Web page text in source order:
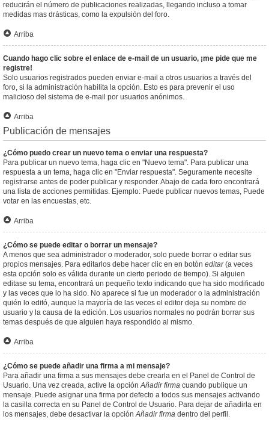
reducirán el número de publicaciones realizadas, llegando incluso a tomar
medidas mas drásticas, como la expulsión del foro.
Arriba
Cuando hago clic sobre el enlace de e-mail de un usuario, ¡me pide que me
registre!
Solo usuarios registrados pueden enviar e-mail a otros usuarios a través del
foro, si la administración habilita la opción. Esto es para prevenir el uso
malicioso del sistema de e-mail por usuarios anónimos.
Arriba
Publicación de mensajes
¿Cómo puedo crear un nuevo tema o enviar una respuesta?
Para publicar un nuevo tema, haga clic en "Nuevo tema". Para publicar una
respuesta a un tema, haga clic en "Enviar respuesta". Seguramente necesite
registrarse antes de poder publicar y responder. Abajo de cada foro encontrará
una lista de acciones permitidas. Ejemplo: Puede publicar nuevos temas, Puede
votar en las encuestas, etc.
Arriba
¿Cómo se puede editar o borrar un mensaje?
A menos que sea administrador o moderador, solo puede borrar o editar sus
propios mensajes. Para editarlos debe hacer clic en en botón editar(a veces
esta opción solo es válida durante un cierto periodo de tiempo). Si alguien
editase su tema, encontrará un pequeño texto indicando que ha sido modificado
y las veces que lo ha sido. No aparece si fue un moderador o la administración
quién lo editó, aunque la mayoría de las veces el editor deja su nombre de
usuario y la causa de la edición. Los usuarios normales no podrán borrar sus
temas después de que alguien haya respondido al mismo.
Arriba
¿Cómo se puede añadir una firma a mi mensaje?
Para añadir una firma a sus mensajes debe crearla en el Panel de Control de
Usuario. Una vez creada, active la opciónAñadir firma cuando publique un
mensaje. Puede asignar una firma por defecto a todos sus mensajes activando
la casilla correcta en su Panel de Control de Usuario. Para dejar de añadirla en
los mensajes, debe desactivar la opciónAñadir firma dentro del perfil.